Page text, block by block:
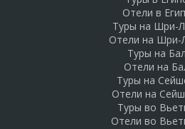
Отели в
Туры на Шри-
Отели на Шри-
Туры на
Отели на
Туры на
Отели на
Туры во
Отели во